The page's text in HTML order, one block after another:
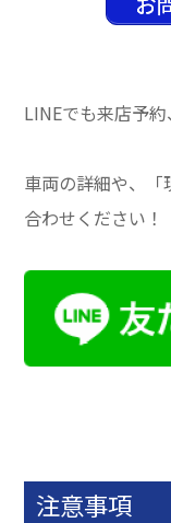
LINEでも来店予約
車両の詳細や、
合わせください！
注意事項